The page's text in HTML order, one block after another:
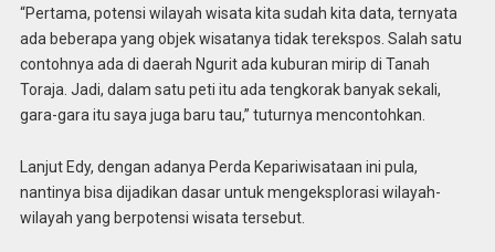
“Pertama, potensi wilayah wisata kita sudah kita data, ternyata
ada beberapa yang objek wisatanya tidak terekspos. Salah satu
contohnya ada di daerah Ngurit ada kuburan mirip di Tanah
Toraja. Jadi, dalam satu peti itu ada tengkorak banyak sekali,
gara-gara itu saya juga baru tau,” tuturnya mencontohkan.
Lanjut Edy, dengan adanya Perda Kepariwisataan ini pula,
nantinya bisa dijadikan dasar untuk mengeksplorasi wilayah-
wilayah yang berpotensi wisata tersebut.